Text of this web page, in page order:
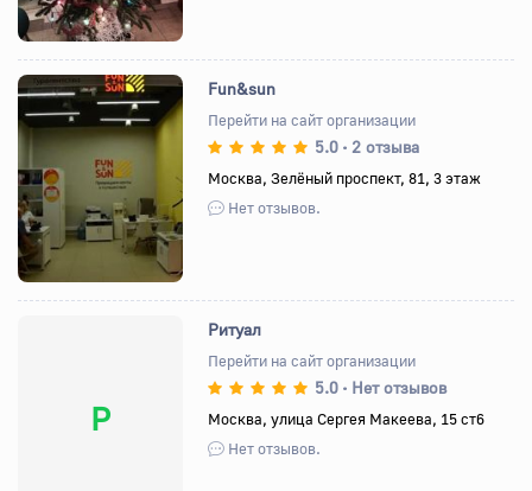
Назад Вперед
Fun&sun
Перейти на сайт организации
5.0 • 2 отзыва
Москва, Зелёный проспект, 81, 3 этаж
Нет отзывов.
Р
Ритуал
Перейти на сайт организации
5.0 • Нет отзывов
Москва, улица Сергея Макеева, 15 ст6
Нет отзывов.